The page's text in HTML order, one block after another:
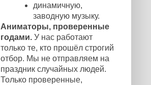
динамичную,
заводную музыку.
Аниматоры, проверенные
годами. У нас работают
только те, кто прошёл строгий
отбор. Мы не отправляем на
праздник случайных людей.
Только проверенные,